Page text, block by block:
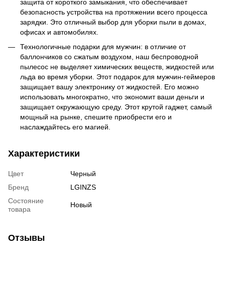
защита от короткого замыкания, что обеспечивает
безопасность устройства на протяжении всего процесса
зарядки. Это отличный выбор для уборки пыли в домах,
офисах и автомобилях.
Технологичные подарки для мужчин: в отличие от
баллончиков со сжатым воздухом, наш беспроводной
пылесос не выделяет химических веществ, жидкостей или
льда во время уборки. Этот подарок для мужчин-геймеров
защищает вашу электронику от жидкостей. Его можно
использовать многократно, что экономит ваши деньги и
защищает окружающую среду. Этот крутой гаджет, самый
мощный на рынке, спешите приобрести его и
наслаждайтесь его магией.
Характеристики
Цвет
Черный
Бренд
LGINZS
Состояние
товара
Новый
Отзывы